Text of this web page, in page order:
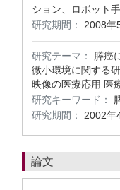
ション、ロボット
研究期間：
2008年
研究テーマ：
膵癌
微小環境に関する
映像の医療応用 医
研究キーワード：
研究期間：
2002年
論文